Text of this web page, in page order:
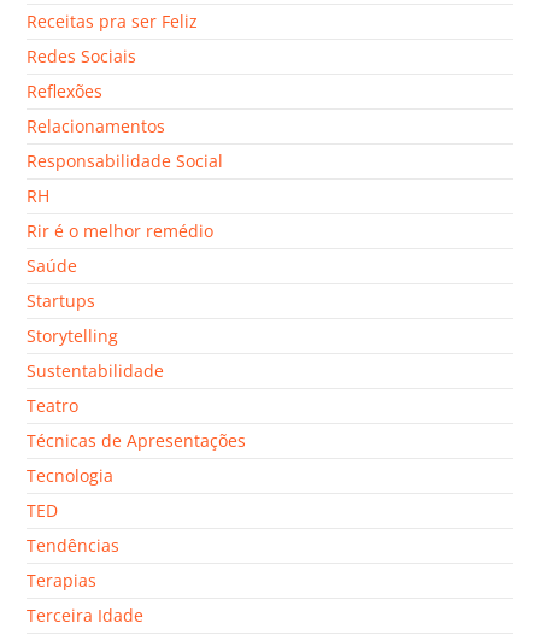
Receitas pra ser Feliz
Redes Sociais
Reflexões
Relacionamentos
Responsabilidade Social
RH
Rir é o melhor remédio
Saúde
Startups
Storytelling
Sustentabilidade
Teatro
Técnicas de Apresentações
Tecnologia
TED
Tendências
Terapias
Terceira Idade